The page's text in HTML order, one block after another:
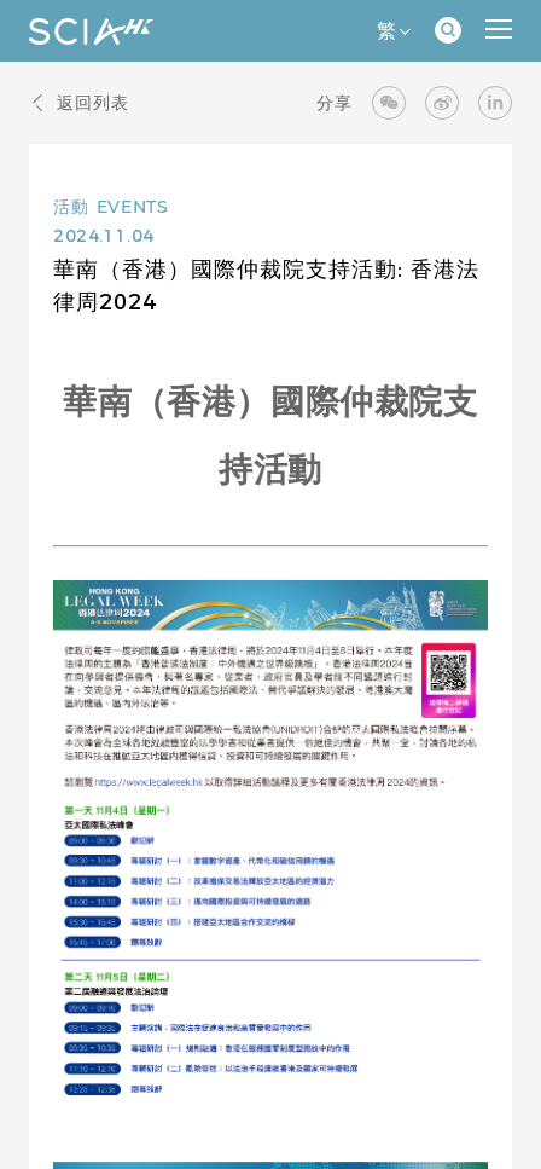
繁
返回列表 分享
活動 EVENTS
2024.11.04
華南（香港）國際仲裁院支持活動: 香港法
律周2024
華南（香港）國際仲裁院支
持活動